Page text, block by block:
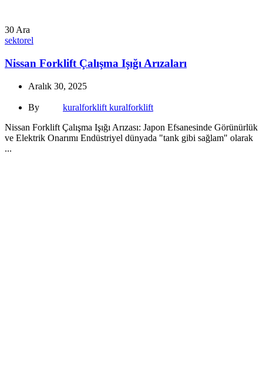
30Ara
sektorel
Nissan Forklift Çalışma Işığı Arızaları
Aralık 30, 2025
By
kuralforklift kuralforklift
Nissan Forklift Çalışma Işığı Arızası: Japon Efsanesinde Görünürlük
ve Elektrik Onarımı Endüstriyel dünyada "tank gibi sağlam" olarak
...